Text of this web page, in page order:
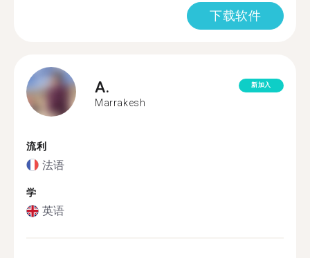
下载软件
A.
Marrakesh
新加入
流利
法语
学
英语